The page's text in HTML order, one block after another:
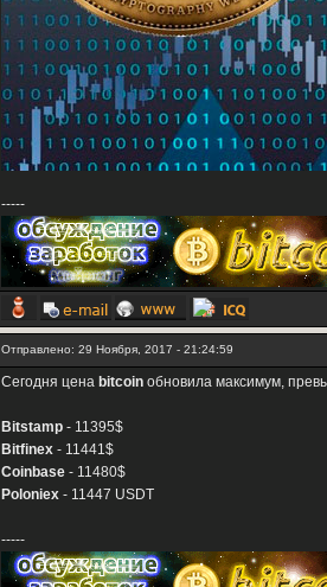
-----
Отправлено: 29 Ноября, 2017 - 21:24:59
Сегодня цена bitcoin обновила максимум,
Bitstamp - 11395$
Bitfinex - 11441$
Coinbase - 11480$
Poloniex - 11447 USDT
-----